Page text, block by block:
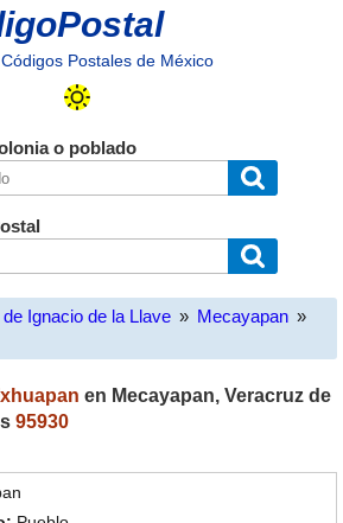
Postales de México
o poblado
Ignacio de la Llave » Mecayapan »
Ixhuapan en Mecayapan, Veracruz de
95930